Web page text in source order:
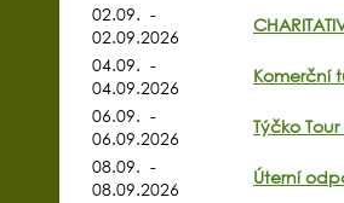
02.09. -
02.09.2026
04.09. -
04.09.2026
Komerční
06.09. -
06.09.2026
Týčko
08.09. -
08.09.2026
Úterní